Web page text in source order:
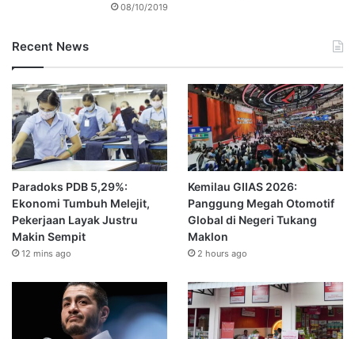
08/10/2019
Recent News
Paradoks PDB 5,29%:
Ekonomi Tumbuh Melejit,
Pekerjaan Layak Justru
Makin Sempit
12 mins ago
Kemilau GIIAS 2026:
Panggung Megah Otomotif
Global di Negeri Tukang
Maklon
2 hours ago